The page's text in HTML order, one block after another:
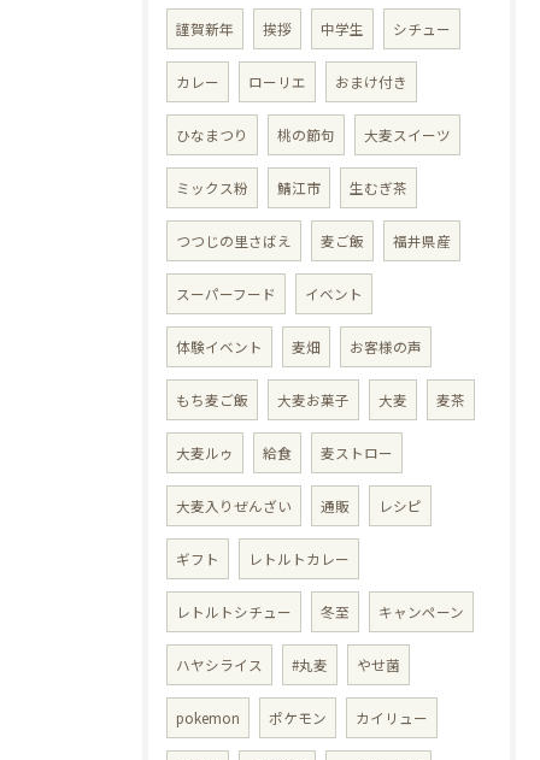
謹賀新年 挨拶 中学生 シチュー
カレー ローリエ おまけ付き
ひなまつり 桃の節句 大麦スイーツ
ミックス粉 鯖江市 生むぎ茶
つつじの里さばえ 麦ご飯 福井県産
スーパーフード イベント
体験イベント 麦畑 お客様の声
もち麦ご飯 大麦お菓子 大麦 麦茶
大麦ルゥ 給食 麦ストロー
大麦入りぜんざい 通販 レシピ
ギフト レトルトカレー
レトルトシチュー 冬至 キャンペーン
ハヤシライス #丸麦 やせ菌
pokemon ポケモン カイリュー